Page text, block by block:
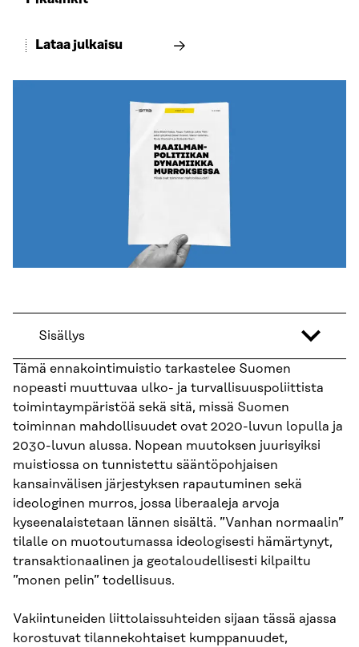
Lataa julkaisu
Sisällys
Tämä ennakointimuistio tarkastelee Suomen
nopeasti muuttuvaa ulko- ja turvallisuuspoliittista
toimintaympäristöä sekä sitä, missä Suomen
toiminnan mahdollisuudet ovat 2020-luvun lopulla ja
2030-luvun alussa. Nopean muutoksen juurisyiksi
muistiossa on tunnistettu sääntöpohjaisen
kansainvälisen järjestyksen rapautuminen sekä
ideologinen murros, jossa liberaaleja arvoja
kyseenalaistetaan lännen sisältä. ”Vanhan normaalin”
tilalle on muotoutumassa ideologisesti hämärtynyt,
transaktionaalinen ja geotaloudellisesti kilpailtu
”monen pelin” todellisuus.
Vakiintuneiden liittolaissuhteiden sijaan tässä ajassa
korostuvat tilannekohtaiset kumppanuudet,